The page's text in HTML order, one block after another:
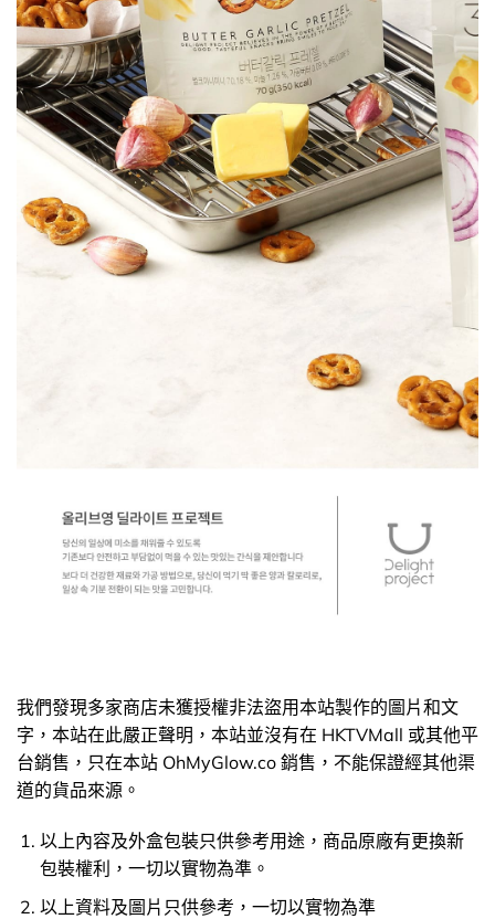
我們發現多家商店未獲授權非法盜用本站製作的圖片和文
字，本站在此嚴正聲明，本站並沒有在 HKTVMall 或其他平
台銷售，只在本站 OhMyGlow.co 銷售，不能保證經其他渠
道的貨品來源。
以上內容及外盒包裝只供參考用途，商品原廠有更換新
包裝權利，一切以實物為準。
以上資料及圖片只供參考，一切以實物為準